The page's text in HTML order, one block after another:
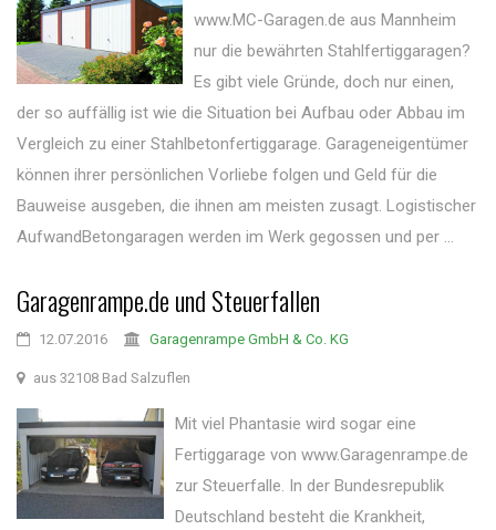
www.MC-Garagen.de aus Mannheim
nur die bewährten Stahlfertiggaragen?
Es gibt viele Gründe, doch nur einen,
der so auffällig ist wie die Situation bei Aufbau oder Abbau im
Vergleich zu einer Stahlbetonfertiggarage. Garageneigentümer
können ihrer persönlichen Vorliebe folgen und Geld für die
Bauweise ausgeben, die ihnen am meisten zusagt. Logistischer
AufwandBetongaragen werden im Werk gegossen und per ...
Garagenrampe.de und Steuerfallen
12.07.2016 Garagenrampe GmbH & Co. KG
aus 32108 Bad Salzuflen
Mit viel Phantasie wird sogar eine
Fertiggarage von www.Garagenrampe.de
zur Steuerfalle. In der Bundesrepublik
Deutschland besteht die Krankheit,